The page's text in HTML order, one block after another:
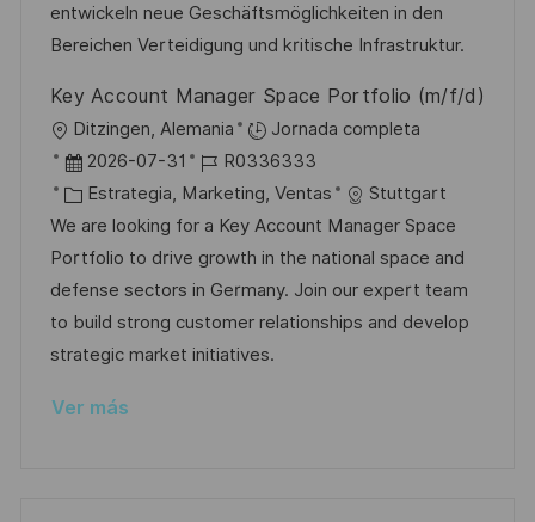
ó
n
e
p
b
l
i
c
a
c
i
ó
n
p
l
o
o
r
a
entwickeln neue Geschäftsmöglichkeiten in den
Bereichen Verteidigung und kritische Infrastruktur.
Key Account Manager Space Portfolio (m/f/d)
U
b
c
a
c
i
ó
Ditzingen, Alemania
Jornada completa
F
e
c
h
a
d
e
u
2026-07-31
I
D
d
e
e
m
p
R0336333
C
a
t
e
g
o
í
Estrategia, Marketing, Ventas
Stuttgart
We are looking for a Key Account Manager Space
Portfolio to drive growth in the national space and
defense sectors in Germany. Join our expert team
to build strong customer relationships and develop
strategic market initiatives.
Ver más